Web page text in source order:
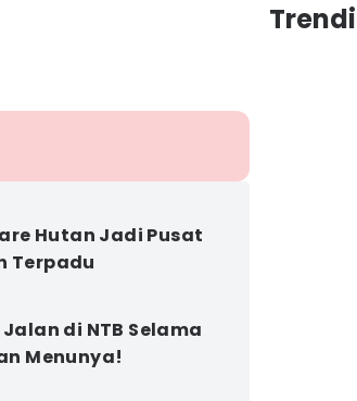
Hutan Jadi Pusat
Terpadu
di NTB Selama
Menunya!